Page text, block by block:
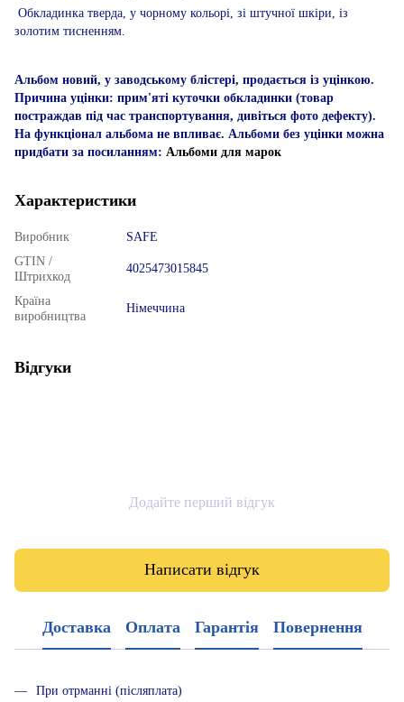
Обкладинка тверда, у чорному кольорі, зі штучної шкіри, із
золотим тисненням.
Альбом новий, у заводському блістері, продається із уцінкою.
Причина уцінки: прим'яті куточки обкладинки (товар
постраждав під час транспортування, дивіться фото дефекту).
На функціонал альбома не впливає. Альбоми без уцінки можна
придбати за посиланням: Альбоми для марок
Характеристики
Виробник
SAFE
GTIN /
Штрихкод
4025473015845
Країна
виробництва
Німеччина
Відгуки
Додайте перший відгук
Написати відгук
Доставка Оплата Гарантія Повернення
При отрманні (післяплата)